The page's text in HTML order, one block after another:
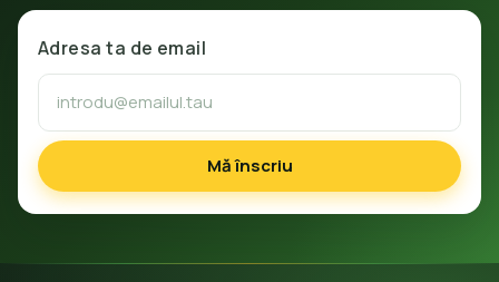
Adresa ta de email
Mă înscriu